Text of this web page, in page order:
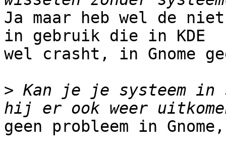
Ja maar heb wel de
in gebruik die in KDE
wel crasht, in Gnome
> Kan je je systeem
geen probleem in